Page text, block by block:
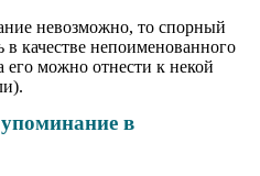
невозможно, то спорный
качестве непоименованного
его можно отнести к некой
в